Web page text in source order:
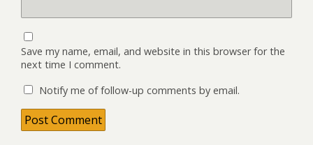
Save my name, email, and website in this browser for the
next time I comment.
Notify me of follow-up comments by email.